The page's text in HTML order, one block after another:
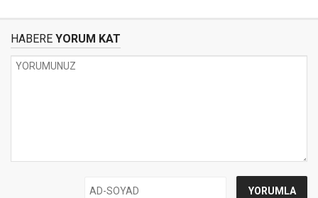
HABERE YORUM KAT